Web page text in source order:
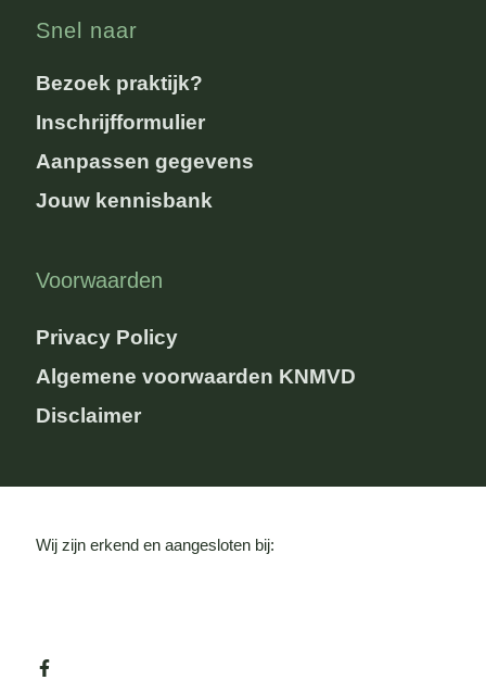
Snel naar
Bezoek praktijk?
Inschrijfformulier
Aanpassen gegevens
Jouw kennisbank
Voorwaarden
Privacy Policy
Algemene voorwaarden KNMVD
Disclaimer
Wij zijn erkend en aangesloten bij: